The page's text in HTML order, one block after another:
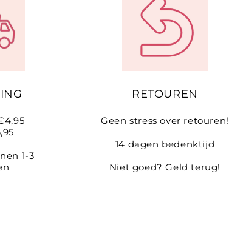
1-3
RETOUREN
Geen stress over retouren!
14 dagen bedenktijd
Niet goed? Geld terug!